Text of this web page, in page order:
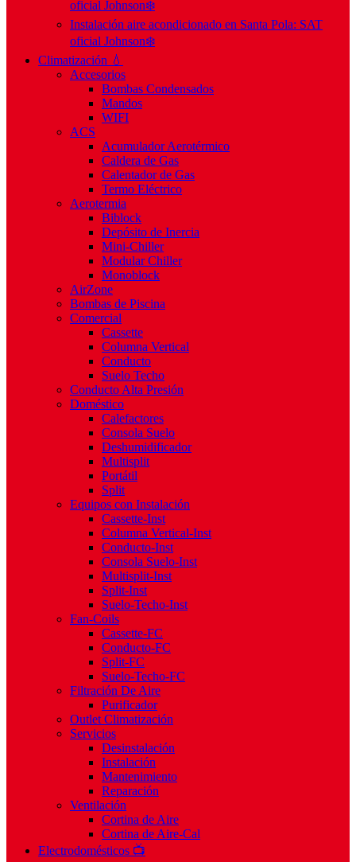
oficial Johnson❄️
Instalación aire acondicionado en Santa Pola: SAT
oficial Johnson❄️
Climatización 💧
Accesorios
Bombas Condensados
Mandos
WIFI
ACS
Acumulador Aerotérmico
Caldera de Gas
Calentador de Gas
Termo Eléctrico
Aerotermia
Biblock
Depósito de Inercia
Mini-Chiller
Modular Chiller
Monoblock
AirZone
Bombas de Piscina
Comercial
Cassette
Columna Vertical
Conducto
Suelo Techo
Conducto Alta Presión
Doméstico
Calefactores
Consola Suelo
Deshumidificador
Multisplit
Portátil
Split
Equipos con Instalación
Cassette-Inst
Columna Vertical-Inst
Conducto-Inst
Consola Suelo-Inst
Multisplit-Inst
Split-Inst
Suelo-Techo-Inst
Fan-Coils
Cassette-FC
Conducto-FC
Split-FC
Suelo-Techo-FC
Filtración De Aire
Purificador
Outlet Climatización
Servicios
Desinstalación
Instalación
Mantenimiento
Reparación
Ventilación
Cortina de Aire
Cortina de Aire-Cal
Electrodomésticos 📺